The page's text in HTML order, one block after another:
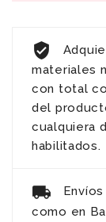
materiales
con total
del
cualquiera
habilitados.
como en